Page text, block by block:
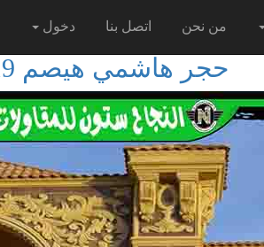
دخول اتصل بنا من نحن
حجر هاشمي هيصم 2019